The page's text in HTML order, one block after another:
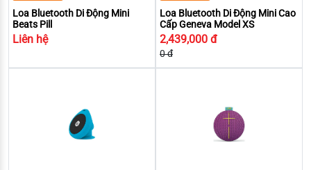
Loa Bluetooth Di Động Mini
Beats Pill
Liên hệ
Loa Bluetooth Di Động Mini Cao
Cấp Geneva Model XS
2,439,000 đ
0 đ